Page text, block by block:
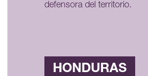
defensora del territorio.
HONDURAS